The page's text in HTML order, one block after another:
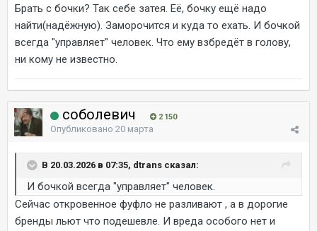
Брать с бочки? Так себе затея. Её, бочку ещё надо
найти(надёжную). Заморочится и куда то ехать. И бочкой
всегда "управляет" человек. Что ему взбредёт в голову,
ни кому не известно.
соболевич 2 150
Опубликовано 20 марта
В 20.03.2026 в 07:35, dtrans сказал:
И бочкой всегда "управляет" человек.
Сейчас откровенное фуфло не разливают , а в дорогие
бренды льют что подешевле. И вреда особого нет и